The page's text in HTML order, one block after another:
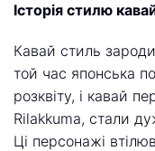
Історія стилю
Кавай стиль
той час японська
розквіту, і кавай
Rilakkuma, стали
Ці персонажі